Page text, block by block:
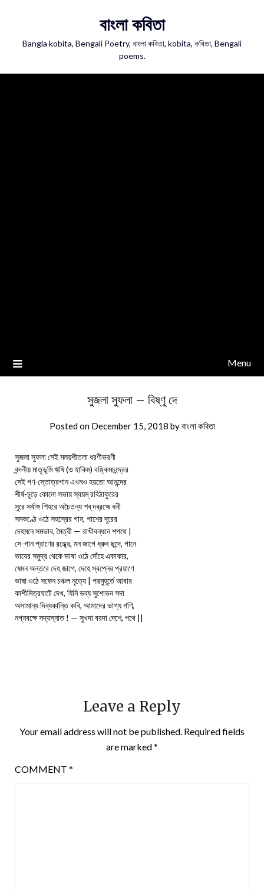
বাংলা কবিতা
Bangla kobita, Bengali Poetry, বাংলা কবিতা, kobita, কবিতা, Bengali
poems.
Menu
সুজলা সুফলা – বিষ্ণু দে
Posted on December 15, 2018 byবাংলা কবিতা
সুজলা সুফলা সেই মলয়শীতলা ধরণীভরণী
বন্দনীয় মাতৃভূমি ঋষি (ও হাকিম) বঙ্কিমচন্দ্রের
সেই গণ-স্তোত্রগান এখনও হয়তো আনন্দের
শীর্ষ-চূড়ে কোনো সভায় স্বয়ম্ রবিঠাকুরের
সুরে সর্বাঙ্গ শিহরে অচৈতন্য শব্ দব্রহ্মে ধনী
সমকণ্ঠে ওঠে সহস্রের গান, পাশের দূরের
দেহমনে সমভাব, মৈত্রী — রাখীবন্ধনে শপথে |
সে-গান প্রাণের রন্ধ্রে, মন জাগে ধ্রুব ছন্দে, গানে
ভাবের সমুদ্র থেকে ভাষা ওঠে দোঁহে একাকার,
ষেমন অন্তরে দেহ জাগে, দেহে স্বপ্নের প্রয়াণে
ভাষা ওঠে সফেন চঞ্চল নৃত্যে | পরমুহূর্তে আবার
কাশীমিত্রঘাটে দেখ, যিনি ভব্য সুশোভন সদা
অসামান্য দিব্যকান্তি কবি, আমাদের ভাগ্য গণি,
নগ্নবক্ষে সদ্যস্নাত ! — সুখদা বরদা দেশে, পথে ||
Leave a Reply
Your email address will not be published. Required fields
are marked*
COMMENT *